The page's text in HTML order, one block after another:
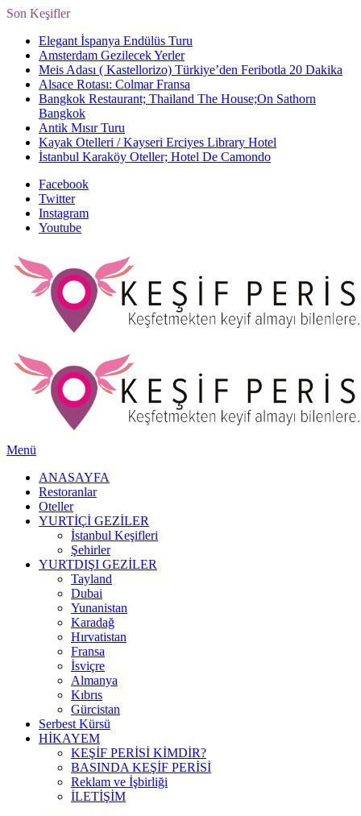
Son Keşifler
Elegant İspanya Endülüs Turu
Amsterdam Gezilecek Yerler
Meis Adası ( Kastellorizo) Türkiye’den Feribotla 20 Dakika
Alsace Rotası: Colmar Fransa
Bangkok Restaurant; Thailand The House;On Sathorn
Bangkok
Antik Mısır Turu
Kayak Otelleri / Kayseri Erciyes Library Hotel
İstanbul Karaköy Oteller; Hotel De Camondo
Facebook
Twitter
Instagram
Youtube
Menü
ANASAYFA
Restoranlar
Oteller
YURTİÇİ GEZİLER
İstanbul Keşifleri
Şehirler
YURTDIŞI GEZİLER
Tayland
Dubai
Yunanistan
Karadağ
Hırvatistan
Fransa
İsviçre
Almanya
Kıbrıs
Gürcistan
Serbest Kürsü
HİKAYEM
KEŞİF PERİSİ KİMDİR?
BASINDA KEŞİF PERİSİ
Reklam ve İşbirliği
İLETİŞİM